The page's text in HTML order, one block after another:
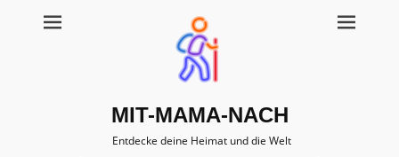
MIT-MAMA-NACH
Entdecke deine Heimat und die Welt